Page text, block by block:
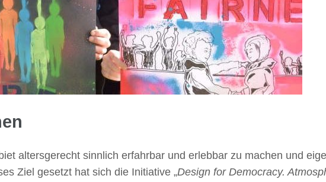
altersgerecht sinnlich erfahrbar und erlebbar zu machen und
Ziel gesetzt hat sich die Initiative „Design for Democracy.